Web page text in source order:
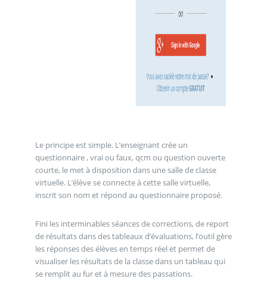
Le principe est simple. L’enseignant crée un
questionnaire , vrai ou faux, qcm ou question ouverte
courte, le met à disposition dans une salle de classe
virtuelle. L’élève se connecte à cette salle virtuelle,
inscrit son nom et répond au questionnaire proposé.
Fini les interminables séances de corrections, de report
de résultats dans des tableaux d’évaluations, l’outil gère
les réponses des élèves en temps réel et permet de
visualiser les résultats de la classe dans un tableau qui
se remplit au fur et à mesure des passations.